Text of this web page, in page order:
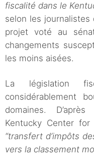
fiscalité dans le
selon les journalistes
projet voté au
changements
les moins aisées.
La législation
considérablement
domaines.
Kentucky Center for
“transfert d’impôts
vers la classement